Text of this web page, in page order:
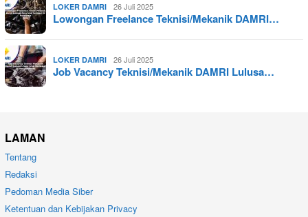
LOKER DAMRI 26 Juli 2025
Lowongan Freelance Teknisi/Mekanik DAMRI…
LOKER DAMRI 26 Juli 2025
Job Vacancy Teknisi/Mekanik DAMRI Lulusa…
LAMAN
Tentang
Redaksi
Pedoman Media Siber
Ketentuan dan Kebijakan Privacy